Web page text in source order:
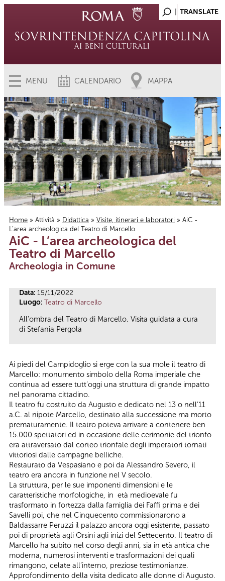
MENU CALENDARIO MAPPA
Tu sei qui
Home » Attività » Didattica » Visite, itinerari e laboratori » AiC -
L’area archeologica del Teatro di Marcello
AiC - L’area archeologica del
Teatro di Marcello
Archeologia in Comune
Data: 15/11/2022
Luogo: Teatro di Marcello
All'ombra del Teatro di Marcello. Visita guidata a cura
di Stefania Pergola
Ai piedi del Campidoglio si erge con la sua mole il teatro di
Marcello: monumento simbolo della Roma imperiale che
continua ad essere tutt’oggi una struttura di grande impatto
nel panorama cittadino.
Il teatro fu costruito da Augusto e dedicato nel 13 o nell’11
a.C. al nipote Marcello, destinato alla successione ma morto
prematuramente. Il teatro poteva arrivare a contenere ben
15.000 spettatori ed in occasione delle cerimonie del trionfo
era attraversato dal corteo trionfale degli imperatori tornati
vittoriosi dalle campagne belliche.
Restaurato da Vespasiano e poi da Alessandro Severo, il
teatro era ancora in funzione nel V secolo.
La struttura, per le sue imponenti dimensioni e le
caratteristiche morfologiche, in età medioevale fu
trasformato in fortezza dalla famiglia dei Faffi prima e dei
Savelli poi, che nel Cinquecento commissionarono a
Baldassarre Peruzzi il palazzo ancora oggi esistente, passato
poi di proprietà agli Orsini agli inizi del Settecento. Il teatro di
Marcello ha subito nel corso degli anni, sia in età antica che
moderna, numerosi interventi e trasformazioni dei quali
rimangono, celate all’interno, preziose testimonianze.
Approfondimento della visita dedicato alle donne di Augusto.